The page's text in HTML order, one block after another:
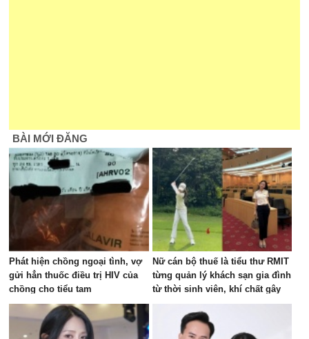
BÀI MỚI ĐĂNG
Phát hiện chồng ngoại tình, vợ
gửi hẳn thuốc điều trị HIV của
chồng cho tiểu tam
Nữ cán bộ thuế là tiểu thư RMIT
từng quản lý khách sạn gia đình
từ thời sinh viên, khí chất gây